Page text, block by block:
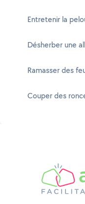
Entretenir la
Désherber une
Ramasser des
Couper des